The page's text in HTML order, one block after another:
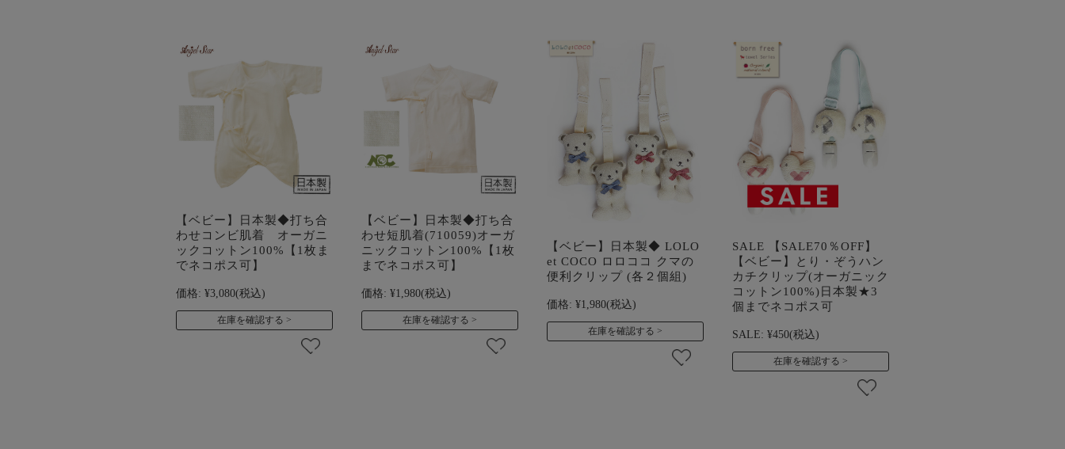
【ベビー】日本製◆打ち合
わせコンビ肌着 オーガニ
ックコットン100%【1枚ま
でネコポス可】
価格: ¥3,080(税込)
在庫を確認する
【ベビー】日本製◆打ち合
わせ短肌着(710059)オーガ
ニックコットン100%【1枚
までネコポス可】
価格: ¥1,980(税込)
在庫を確認する
【ベビー】日本製◆ LOLO
et COCO ロロココ クマの
便利クリップ (各２個組)
価格: ¥1,980(税込)
在庫を確認する
SALE 【SALE70％OFF】
【ベビー】とり・ぞうハン
カチクリップ(オーガニック
コットン100%)日本製★3
個までネコポス可
SALE: ¥450(税込)
在庫を確認する